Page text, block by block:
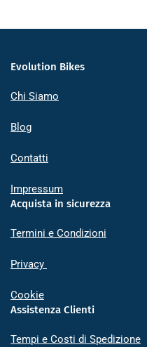
Evolution Bikes
Chi Siamo
Blog
Contatti
Impressum
Acquista in sicurezza
Termini e Condizioni
Privacy
Cookie
Assistenza Clienti
Tempi e Costi di Spedizione